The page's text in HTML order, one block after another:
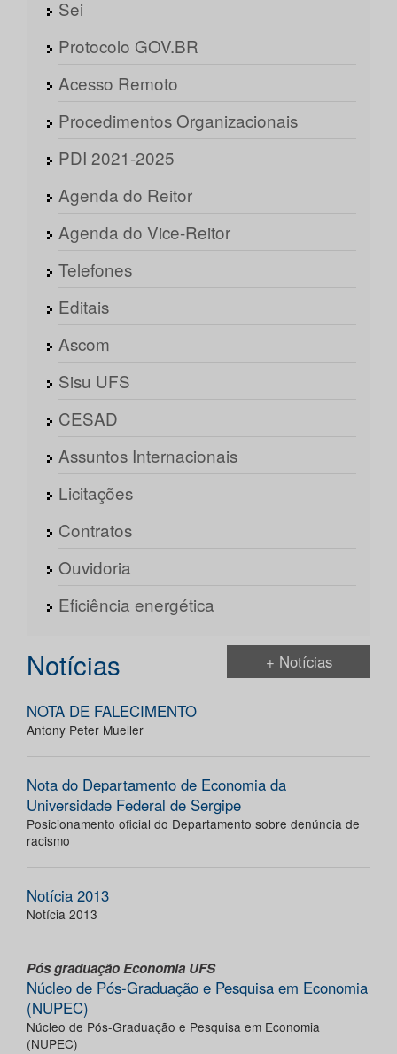
Sei
Protocolo GOV.BR
Acesso Remoto
Procedimentos Organizacionais
PDI 2021-2025
Agenda do Reitor
Agenda do Vice-Reitor
Telefones
Editais
Ascom
Sisu UFS
CESAD
Assuntos Internacionais
Licitações
Contratos
Ouvidoria
Eficiência energética
Notícias + Notícias
NOTA DE FALECIMENTO
Antony Peter Mueller
Nota do Departamento de Economia da
Universidade Federal de Sergipe
Posicionamento oficial do Departamento sobre denúncia de
racismo
Notícia 2013
Notícia 2013
Pós graduação Economia UFS
Núcleo de Pós-Graduação e Pesquisa em Economia
(NUPEC)
Núcleo de Pós-Graduação e Pesquisa em Economia
(NUPEC)